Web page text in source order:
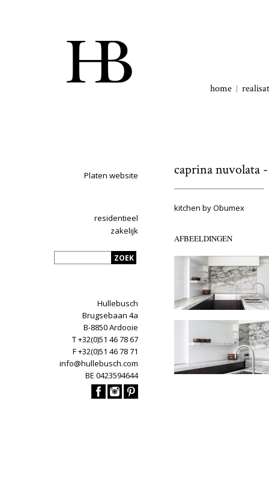
home
Platen website
residentieel
zakelijk
Hullebusch
Brugsebaan 4a
B-8850 Ardooie
T +32(0)51 46 78 67
F +32(0)51 46 78 71
info@hullebusch.com
BE 0423594644
caprina nuvolata
kitchen by Obumex
AFBEELDINGEN